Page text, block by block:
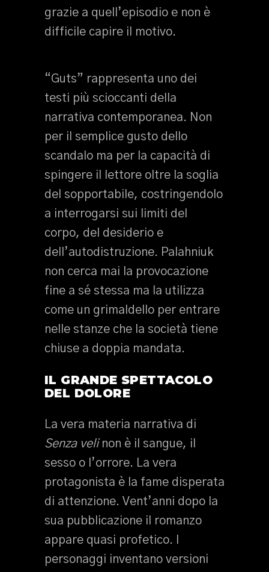
grazie a quell’episodio e non è
difficile capire il motivo.
“Guts” rappresenta uno dei
testi più scioccanti della
narrativa contemporanea. Non
per il semplice gusto dello
scandalo ma per la capacità di
spingere il lettore oltre la soglia
del sopportabile, costringendolo
a interrogarsi sui limiti del
corpo, del desiderio e
dell’autodistruzione. Palahniuk
non cerca mai la provocazione
fine a sé stessa ma la utilizza
come un grimaldello per entrare
nelle stanze che la società tiene
chiuse a doppia mandata.
IL GRANDE SPETTACOLO
DEL DOLORE
La vera materia narrativa di
Senza velinon è il sangue, il
sesso o l’orrore. La vera
protagonista è la fame disperata
di attenzione. Vent’anni dopo la
sua pubblicazione il romanzo
appare quasi profetico. I
personaggi inventano versioni